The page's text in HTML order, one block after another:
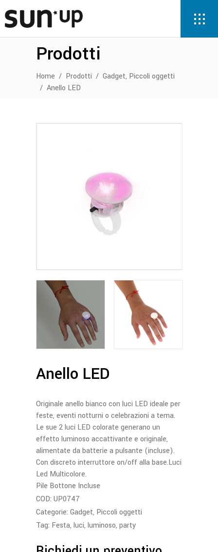
Prodotti
Home / Prodotti / Gadget, Piccoli oggetti
/ Anello LED
Anello LED
Originale anello bianco con luci LED ideale per
feste, eventi notturni o celebrazioni a tema.
Le sue 2 luci LED colorate generano un
effetto luminoso accattivante e originale,
alimentate da batterie a pulsante (incluse).
Con discreto interruttore on/off alla base.Luci
Led Multicolore.
Pile Bottone Incluse
COD: UP0747
Categorie: Gadget, Piccoli oggetti
Tag: Festa, luci, luminoso, party